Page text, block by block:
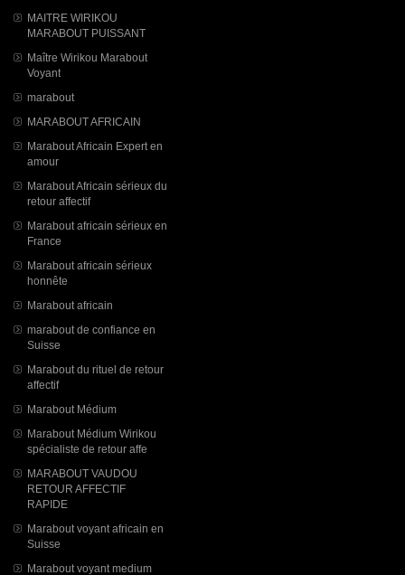
MAITRE WIRIKOU
MARABOUT PUISSANT
Maître Wirikou Marabout
Voyant
marabout
MARABOUT AFRICAIN
Marabout Africain Expert en
amour
Marabout Africain sérieux du
retour affectif
Marabout africain sérieux en
France
Marabout africain sérieux
honnête
Marabout africain
marabout de confiance en
Suisse
Marabout du rituel de retour
affectif
Marabout Médium
Marabout Médium Wirikou
spécialiste de retour affe
MARABOUT VAUDOU
RETOUR AFFECTIF
RAPIDE
Marabout voyant africain en
Suisse
Marabout voyant medium